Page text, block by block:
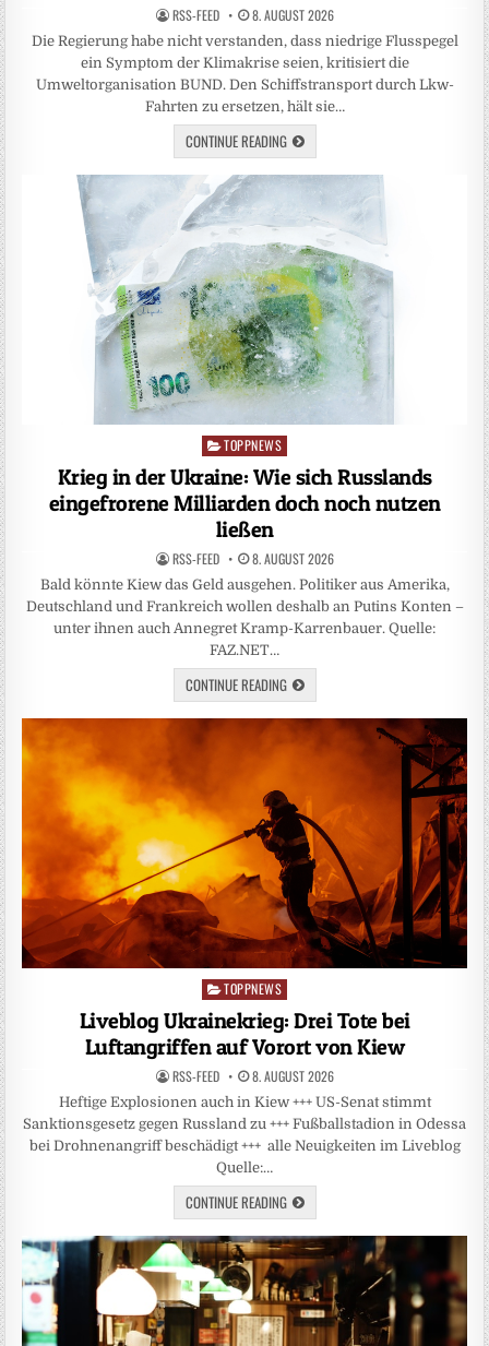
RSS-FEED 8. AUGUST 2026
Die Regierung habe nicht verstanden, dass niedrige Flusspegel
ein Symptom der Klimakrise seien, kritisiert die
Umweltorganisation BUND. Den Schiffstransport durch Lkw-
Fahrten zu ersetzen, hält sie…
CONTINUE READING
Posted
TOPPNEWS
Krieg in der Ukraine: Wie sich Russlands
eingefrorene Milliarden doch noch nutzen
ließen
RSS-FEED 8. AUGUST 2026
Bald könnte Kiew das Geld ausgehen. Politiker aus Amerika,
Deutschland und Frankreich wollen deshalb an Putins Konten –
unter ihnen auch Annegret Kramp-Karrenbauer. Quelle:
FAZ.NET…
CONTINUE READING
Posted
in
TOPPNEWS
Liveblog Ukrainekrieg: Drei Tote bei
Luftangriffen auf Vorort von Kiew
RSS-FEED 8. AUGUST 2026
Heftige Explosionen auch in Kiew +++ US-Senat stimmt
Sanktionsgesetz gegen Russland zu +++ Fußballstadion in Odessa
bei Drohnenangriff beschädigt +++ alle Neuigkeiten im Liveblog
Quelle:…
CONTINUE READING